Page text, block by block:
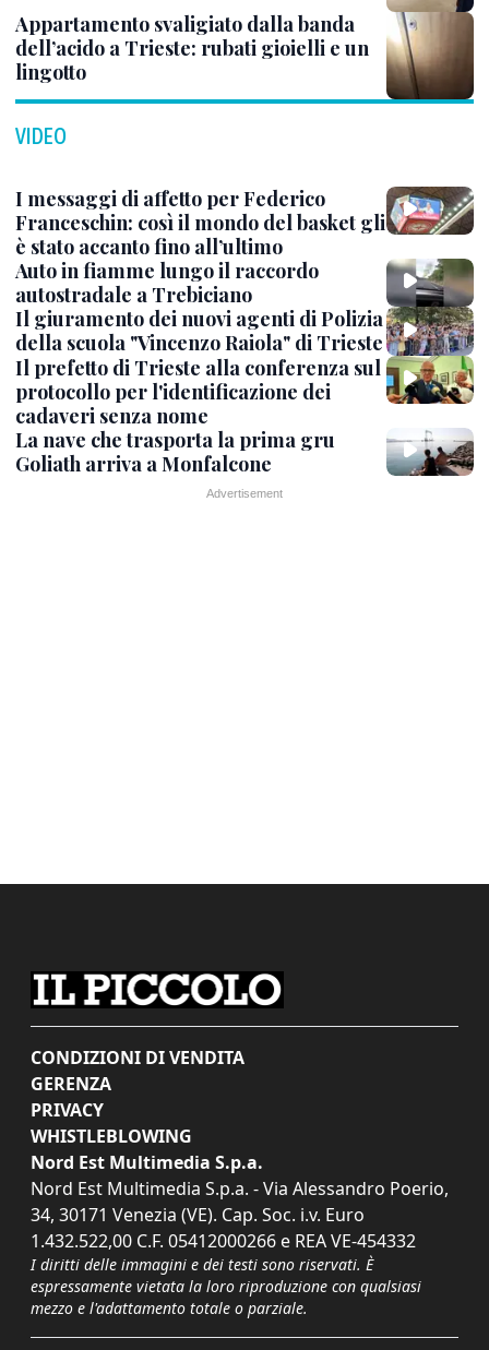
Appartamento svaligiato dalla banda
dell’acido a Trieste: rubati gioielli e un
lingotto
VIDEO
I messaggi di affetto per Federico
Franceschin: così il mondo del basket gli
è stato accanto fino all’ultimo
Auto in fiamme lungo il raccordo
autostradale a Trebiciano
Il giuramento dei nuovi agenti di Polizia
della scuola "Vincenzo Raiola" di Trieste
Il prefetto di Trieste alla conferenza sul
protocollo per l'identificazione dei
cadaveri senza nome
La nave che trasporta la prima gru
Goliath arriva a Monfalcone
CONDIZIONI DI VENDITA
GERENZA
PRIVACY
WHISTLEBLOWING
Nord Est Multimedia S.p.a.
Nord Est Multimedia S.p.a. - Via Alessandro Poerio,
34, 30171 Venezia (VE). Cap. Soc. i.v. Euro
1.432.522,00 C.F. 05412000266 e REA VE-454332
I diritti delle immagini e dei testi sono riservati. È
espressamente vietata la loro riproduzione con qualsiasi
mezzo e l'adattamento totale o parziale.